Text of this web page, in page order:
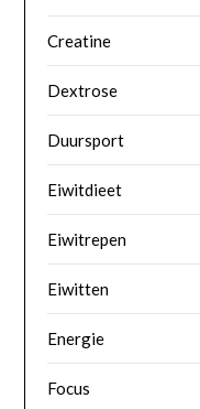
Creatine
Dextrose
Duursport
Eiwitdieet
Eiwitrepen
Eiwitten
Energie
Focus